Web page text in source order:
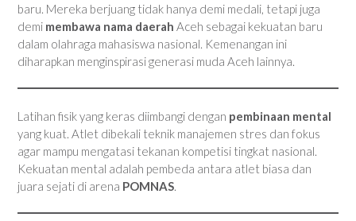
baru. Mereka berjuang tidak hanya demi medali, tetapi juga
demi membawa nama daerah Aceh sebagai kekuatan baru
dalam olahraga mahasiswa nasional. Kemenangan ini
diharapkan menginspirasi generasi muda Aceh lainnya.
Latihan fisik yang keras diimbangi dengan pembinaan mental
yang kuat. Atlet dibekali teknik manajemen stres dan fokus
agar mampu mengatasi tekanan kompetisi tingkat nasional.
Kekuatan mental adalah pembeda antara atlet biasa dan
juara sejati di arena POMNAS